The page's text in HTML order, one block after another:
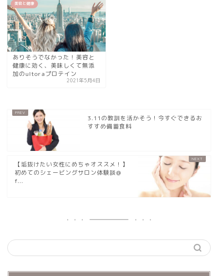
美容と健康
ありそうでなかった！美容と
健康に効く、美味しくて無添
加のultoraプロテイン
2021年5月4日
3.11の教訓を活かそう！今すぐできるお
すすめ備蓄食料
【垢抜けたい女性にめちゃオススメ！】
初めてのシェービングサロン体験談＠
f...